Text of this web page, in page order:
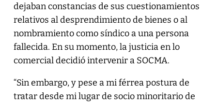
dejaban constancias de sus cuestionamientos
relativos al desprendimiento de bienes o al
nombramiento como síndico a una persona
fallecida. En su momento, la justicia en lo
comercial decidió intervenir a SOCMA.
“Sin embargo, y pese a mi férrea postura de
tratar desde mi lugar de socio minoritario de